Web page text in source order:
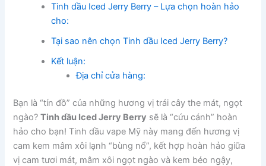
Tinh dầu Iced Jerry Berry – Lựa chọn hoàn hảo
cho:
Tại sao nên chọn Tinh dầu Iced Jerry Berry?
Kết luận:
Địa chỉ cửa hàng:
Bạn là “tín đồ” của những hương vị trái cây the mát, ngọt
ngào?Tinh dầu Iced Jerry Berry sẽ là “cứu cánh” hoàn
hảo cho bạn! Tinh dầu vape Mỹ này mang đến hương vị
cam kem mâm xôi lạnh “bùng nổ”, kết hợp hoàn hảo giữa
vị cam tươi mát, mâm xôi ngọt ngào và kem béo ngậy,